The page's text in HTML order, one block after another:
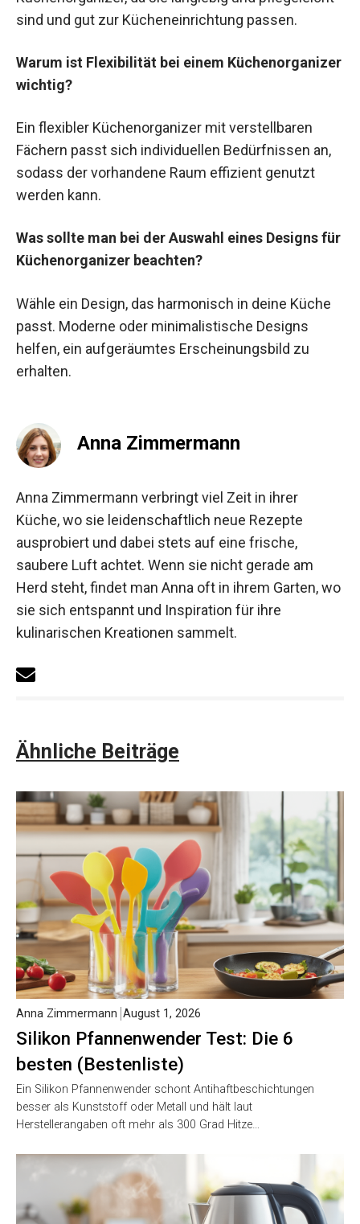
sind und gut zur Kücheneinrichtung passen.
Warum ist Flexibilität bei einem Küchenorganizer
wichtig?
Ein flexibler Küchenorganizer mit verstellbaren
Fächern passt sich individuellen Bedürfnissen an,
sodass der vorhandene Raum effizient genutzt
werden kann.
Was sollte man bei der Auswahl eines Designs für
Küchenorganizer beachten?
Wähle ein Design, das harmonisch in deine Küche
passt. Moderne oder minimalistische Designs
helfen, ein aufgeräumtes Erscheinungsbild zu
erhalten.
Anna Zimmermann
Anna Zimmermann verbringt viel Zeit in ihrer
Küche, wo sie leidenschaftlich neue Rezepte
ausprobiert und dabei stets auf eine frische,
saubere Luft achtet. Wenn sie nicht gerade am
Herd steht, findet man Anna oft in ihrem Garten, wo
sie sich entspannt und Inspiration für ihre
kulinarischen Kreationen sammelt.
Ähnliche Beiträge
Silikon Pfannenwender Test: Die 6
besten (Bestenliste)
Anna Zimmermann August 1, 2026
Ein Silikon Pfannenwender schont Antihaftbeschichtungen
besser als Kunststoff oder Metall und hält laut
Herstellerangaben oft mehr als 300 Grad Hitze…